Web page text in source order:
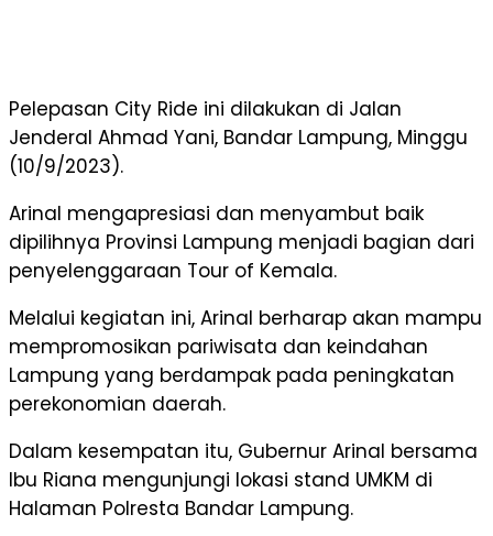
Pelepasan City Ride ini dilakukan di Jalan
Jenderal Ahmad Yani, Bandar Lampung, Minggu
(10/9/2023).
Arinal mengapresiasi dan menyambut baik
dipilihnya Provinsi Lampung menjadi bagian dari
penyelenggaraan Tour of Kemala.
Melalui kegiatan ini, Arinal berharap akan mampu
mempromosikan pariwisata dan keindahan
Lampung yang berdampak pada peningkatan
perekonomian daerah.
Dalam kesempatan itu, Gubernur Arinal bersama
Ibu Riana mengunjungi lokasi stand UMKM di
Halaman Polresta Bandar Lampung.